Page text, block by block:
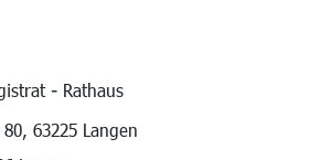
- Rathaus
Navigation
, 63225 Langen